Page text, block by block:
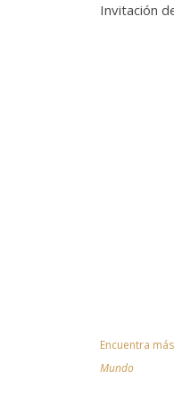
Invitación
Encuentra
Mundo